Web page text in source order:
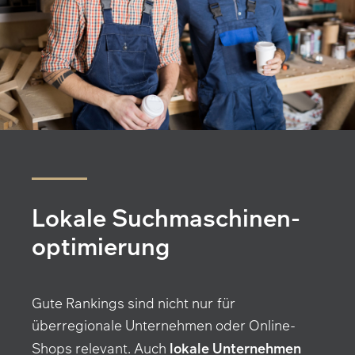
Lokale Suchmaschinen­
optimierung
Gute Rankings sind nicht nur für
überregionale Unternehmen oder Online-
Shops relevant. Auch lokale Unternehmen